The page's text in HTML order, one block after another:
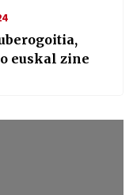
euskal zine